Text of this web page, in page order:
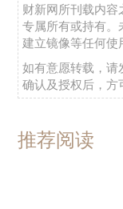
财新网所刊载内容
专属所有或持有。
建立镜像等任何使
如有意愿转载，请
确认及授权后，方
推荐阅读